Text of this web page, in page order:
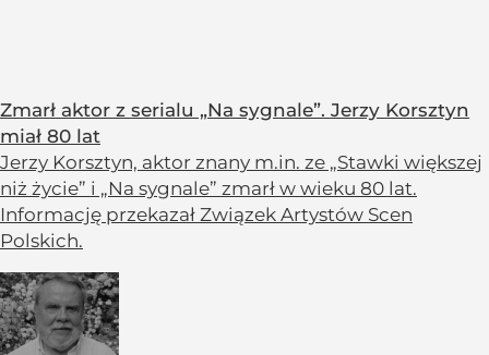
Zmarł aktor z serialu „Na sygnale”. Jerzy Korsztyn
miał 80 lat
Jerzy Korsztyn, aktor znany m.in. ze „Stawki większej
niż życie” i „Na sygnale” zmarł w wieku 80 lat.
Informację przekazał Związek Artystów Scen
Polskich.